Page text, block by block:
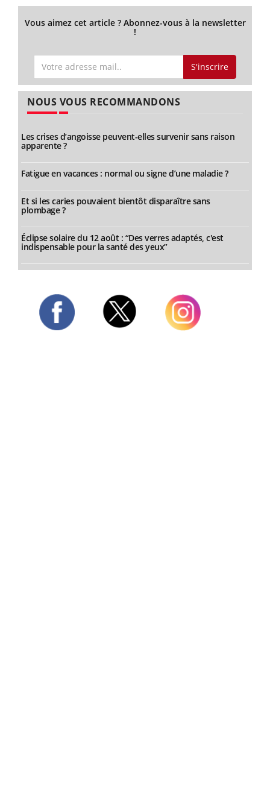
Vous aimez cet article ? Abonnez-vous à la newsletter
!
S'inscrire
NOUS VOUS RECOMMANDONS
Les crises d’angoisse peuvent-elles survenir sans raison
apparente ?
Fatigue en vacances : normal ou signe d’une maladie ?
Et si les caries pouvaient bientôt disparaître sans
plombage ?
Éclipse solaire du 12 août : “Des verres adaptés, c'est
indispensable pour la santé des yeux”